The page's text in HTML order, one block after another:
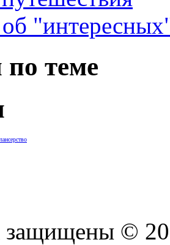
теме
защищены ©